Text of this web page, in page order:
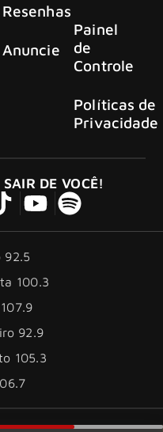
Resenhas
Anuncie
Painel
de
Controle
Políticas de
Privacidade
DE VOCÊ!
92.5
100.3
92.9
105.3